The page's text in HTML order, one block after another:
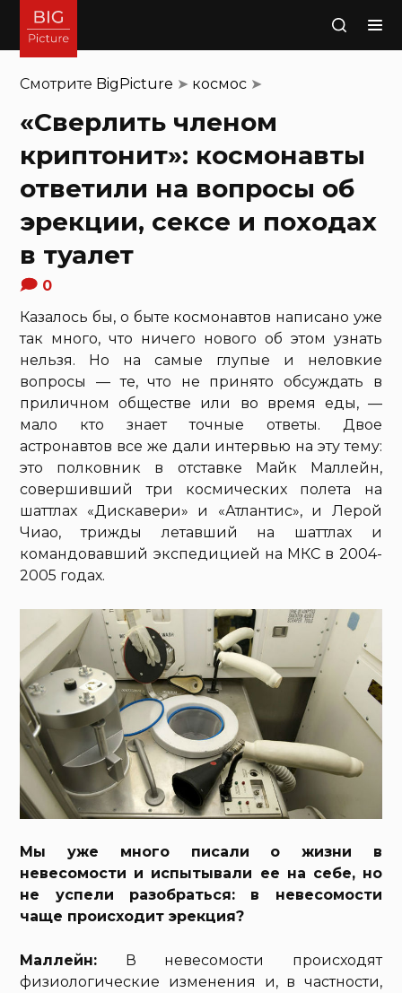
Поиск
Смотрите BigPicture ➤ космос ➤
«Сверлить членом
криптонит»: космонавты
ответили на вопросы об
эрекции, сексе и походах
в туалет
0
Казалось бы, о быте космонавтов написано уже
так много, что ничего нового об этом узнать
нельзя. Но на самые глупые и неловкие
вопросы — те, что не принято обсуждать в
приличном обществе или во время еды, —
мало кто знает точные ответы. Двое
астронавтов все же дали интервью на эту тему:
это полковник в отставке Майк Маллейн,
совершивший три космических полета на
шаттлах «Дискавери» и «Атлантис», и Лерой
Чиао, трижды летавший на шаттлах и
командовавший экспедицией на МКС в 2004-
2005 годах.
Мы уже много писали о жизни в
невесомости и испытывали ее на себе, но
не успели разобраться: в невесомости
чаще происходит эрекция?
Маллейн: В невесомости происходят
физиологические изменения и, в частности,